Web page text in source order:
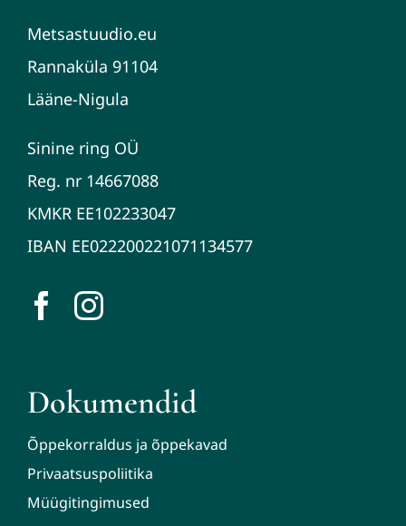
Metsastuudio.eu
Rannaküla 91104
Lääne-Nigula
Sinine ring OÜ
Reg. nr 14667088
KMKR EE102233047
IBAN EE022200221071134577
Dokumendid
Õppekorraldus ja õppekavad
Privaatsuspoliitika
Müügitingimused